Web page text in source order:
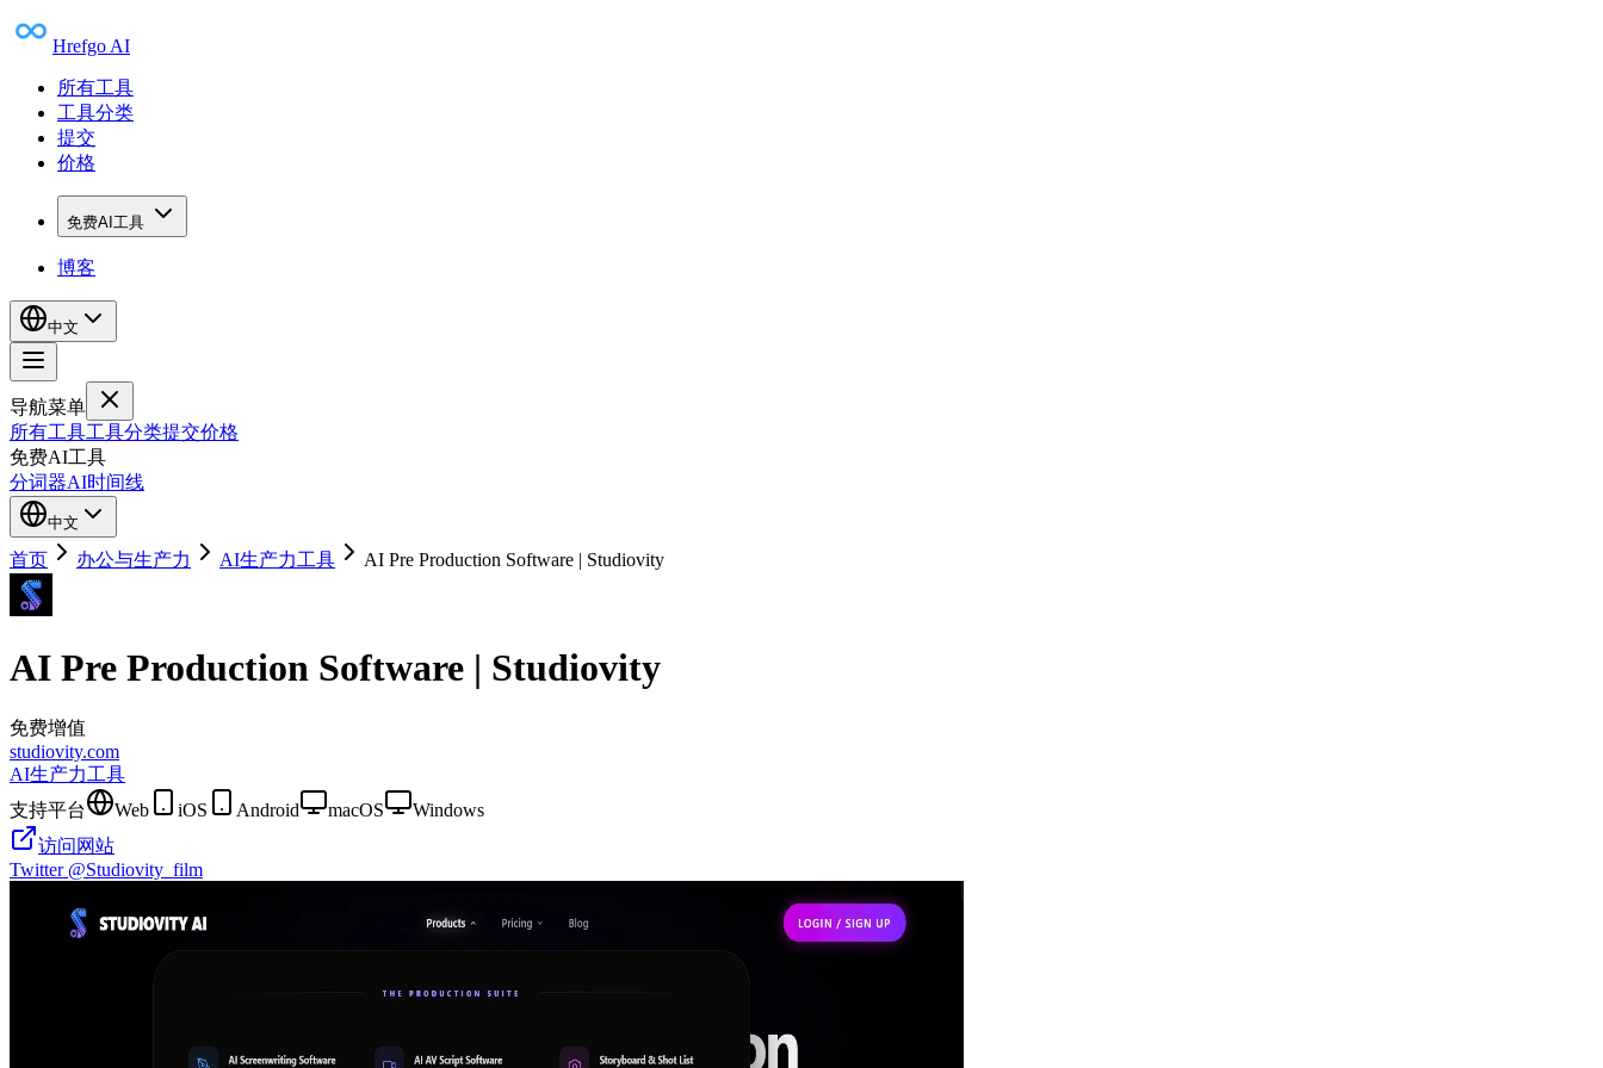
Hrefgo AI
所有工具
工具分类
提交
价格
免费AI工具
博客
中文
导航菜单
所有工具工具分类提交价格
免费AI工具
分词器AI时间线
中文
首页 办公与生产力 AI生产力工具 AI Pre Production Software | Studiovity
AI Pre Production Software | Studiovity
免费增值
studiovity.com
AI生产力工具
支持平台
Web iOS Android macOS
Windows
访问网站
Twitter @Studiovity_film